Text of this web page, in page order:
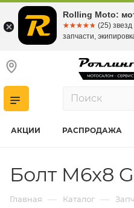
АКЦИИ РАСПРОДАЖА
Болт M6x8
Главная — Каталог —
Rolling Moto:
☆☆☆☆☆
★★★★★ (25) звезд
запчасти,